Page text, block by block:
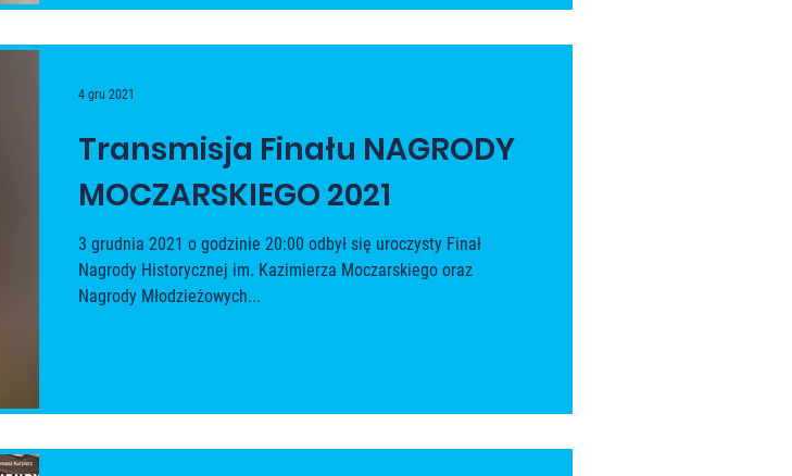
Transmisja Finału NAGRODY
MOCZARSKIEGO 2021
3 grudnia 2021 o godzinie 20:00 odbył się uroczysty Finał
Nagrody Historycznej im. Kazimierza Moczarskiego oraz
Nagrody Młodzieżowych...
4 gru 2021